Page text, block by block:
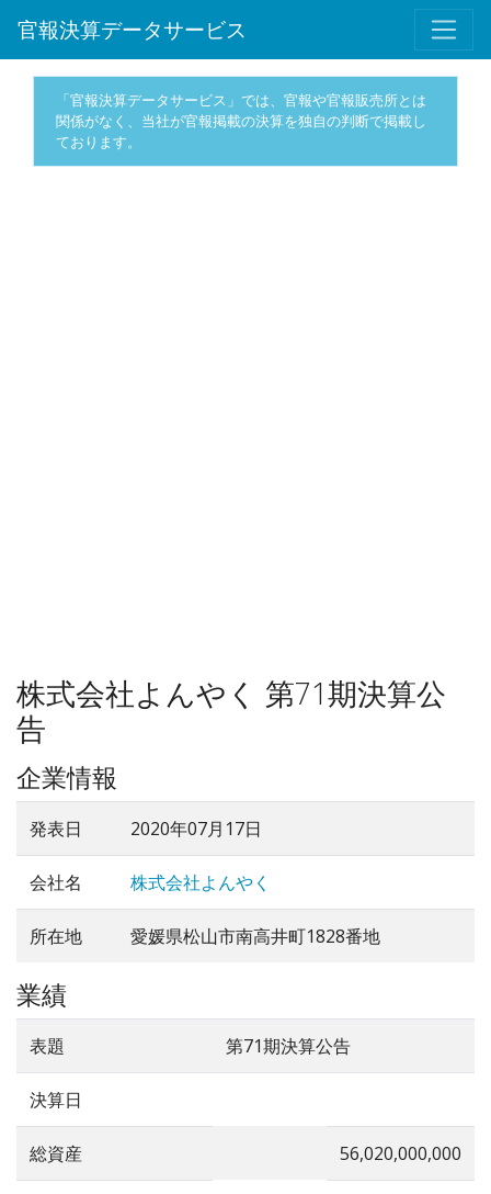
官報決算データサービス
「官報決算データサービス」では、官報や官報販売所とは
関係がなく、当社が官報掲載の決算を独自の判断で掲載し
ております。
株式会社よんやく 第71期決算公
告
企業情報
発表日 2020年07月17日
会社名 株式会社よんやく
所在地 愛媛県松山市南高井町1828番地
業績
表題 第71期決算公告
決算日
総資産 56,020,000,000